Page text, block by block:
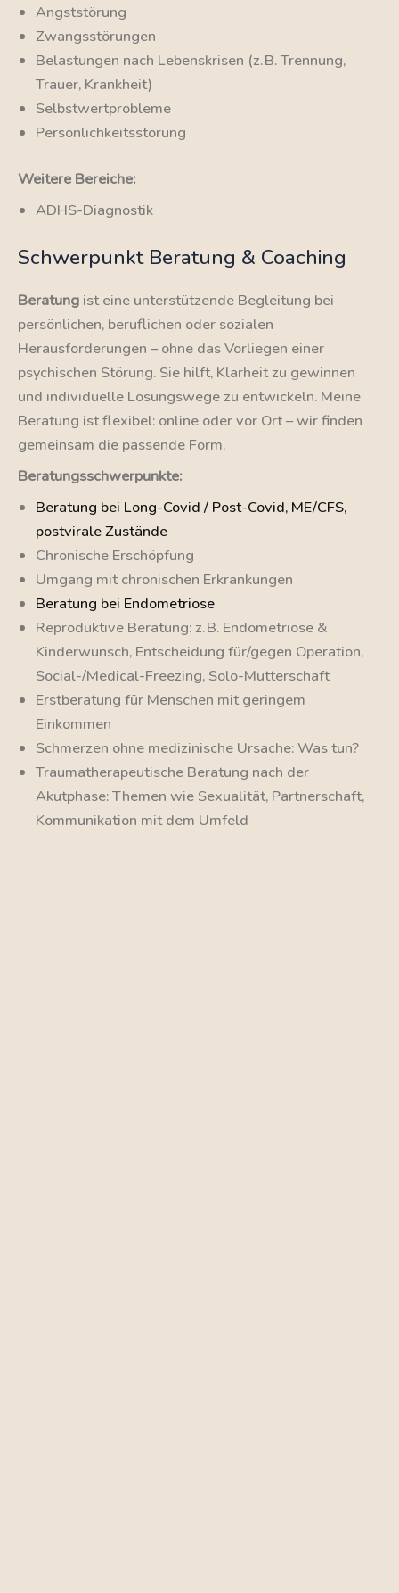
Angststörung
Zwangsstörungen
Belastungen nach Lebenskrisen (z. B. Trennung,
Trauer, Krankheit)
Selbstwertprobleme
Persönlichkeitsstörung
Weitere Bereiche:
ADHS-Diagnostik
Schwerpunkt Beratung & Coaching
Beratung ist eine unterstützende Begleitung bei
persönlichen, beruflichen oder sozialen
Herausforderungen – ohne das Vorliegen einer
psychischen Störung. Sie hilft, Klarheit zu gewinnen
und individuelle Lösungswege zu entwickeln. Meine
Beratung ist flexibel: online oder vor Ort – wir finden
gemeinsam die passende Form.
Beratungsschwerpunkte:
Beratung bei Long-Covid / Post-Covid, ME/CFS,
postvirale Zustände
Chronische Erschöpfung
Umgang mit chronischen Erkrankungen
Beratung bei Endometriose
Reproduktive Beratung: z. B. Endometriose &
Kinderwunsch, Entscheidung für/gegen Operation,
Social-/Medical-Freezing, Solo-Mutterschaft
Erstberatung für Menschen mit geringem
Einkommen
Schmerzen ohne medizinische Ursache: Was tun?
Traumatherapeutische Beratung nach der
Akutphase: Themen wie Sexualität, Partnerschaft,
Kommunikation mit dem Umfeld